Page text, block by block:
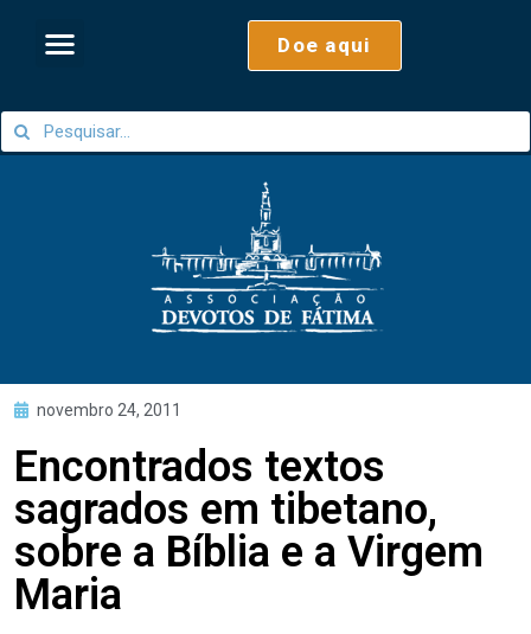
Doe aqui
novembro 24, 2011
Encontrados textos
sagrados em tibetano,
sobre a Bíblia e a Virgem
Maria